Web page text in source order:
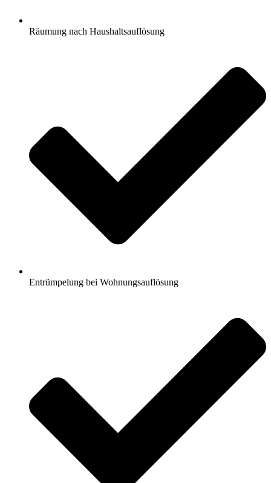
Räumung nach Haushaltsauflösung
Entrümpelung bei Wohnungsauflösung